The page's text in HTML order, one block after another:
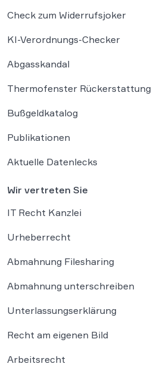
Check zum Widerrufsjoker
KI-Verordnungs-Checker
Abgasskandal
Thermofenster Rückerstattung
Bußgeldkatalog
Publikationen
Aktuelle Datenlecks
Wir vertreten Sie
IT Recht Kanzlei
Urheberrecht
Abmahnung Filesharing
Abmahnung unterschreiben
Unterlassungserklärung
Recht am eigenen Bild
Arbeitsrecht